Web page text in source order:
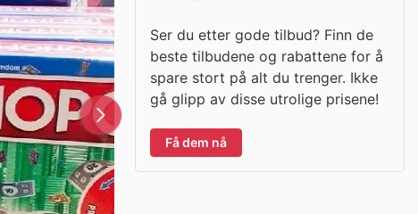
Ser du etter gode tilbud? Finn de
beste tilbudene og rabattene for å
spare stort på alt du trenger. Ikke
gå glipp av disse utrolige prisene!
Få dem nå